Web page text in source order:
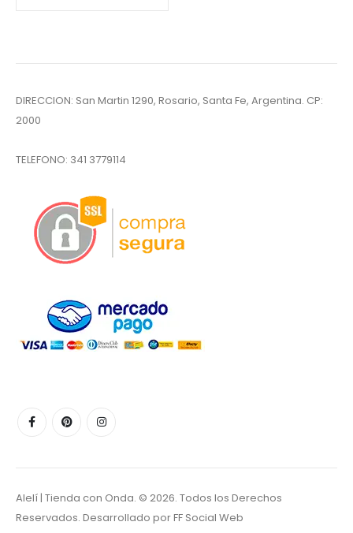
DIRECCION: San Martin 1290, Rosario, Santa Fe, Argentina. CP:
2000
TELEFONO: 341 3779114
Alelí | Tienda con Onda. © 2026. Todos los Derechos
Reservados. Desarrollado porFF Social Web